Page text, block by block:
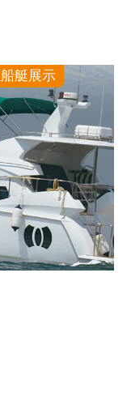
艇展示